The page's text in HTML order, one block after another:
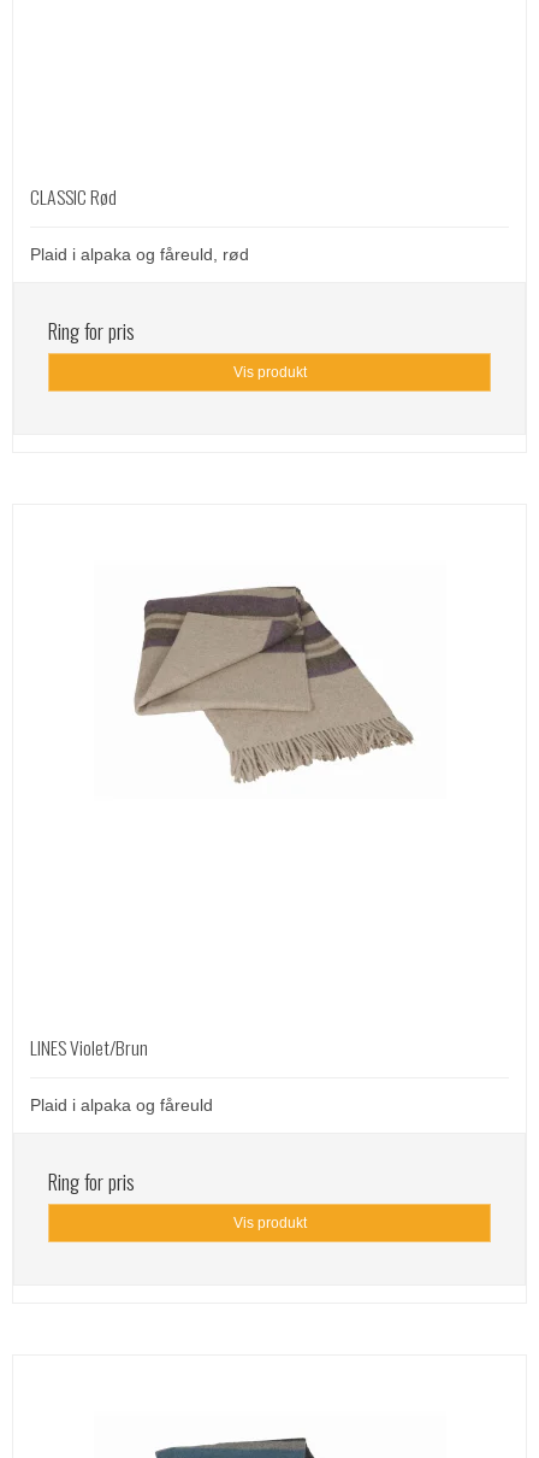
CLASSIC Rød
Plaid i alpaka og fåreuld, rød
Ring for pris
Vis produkt
LINES Violet/Brun
Plaid i alpaka og fåreuld
Ring for pris
Vis produkt